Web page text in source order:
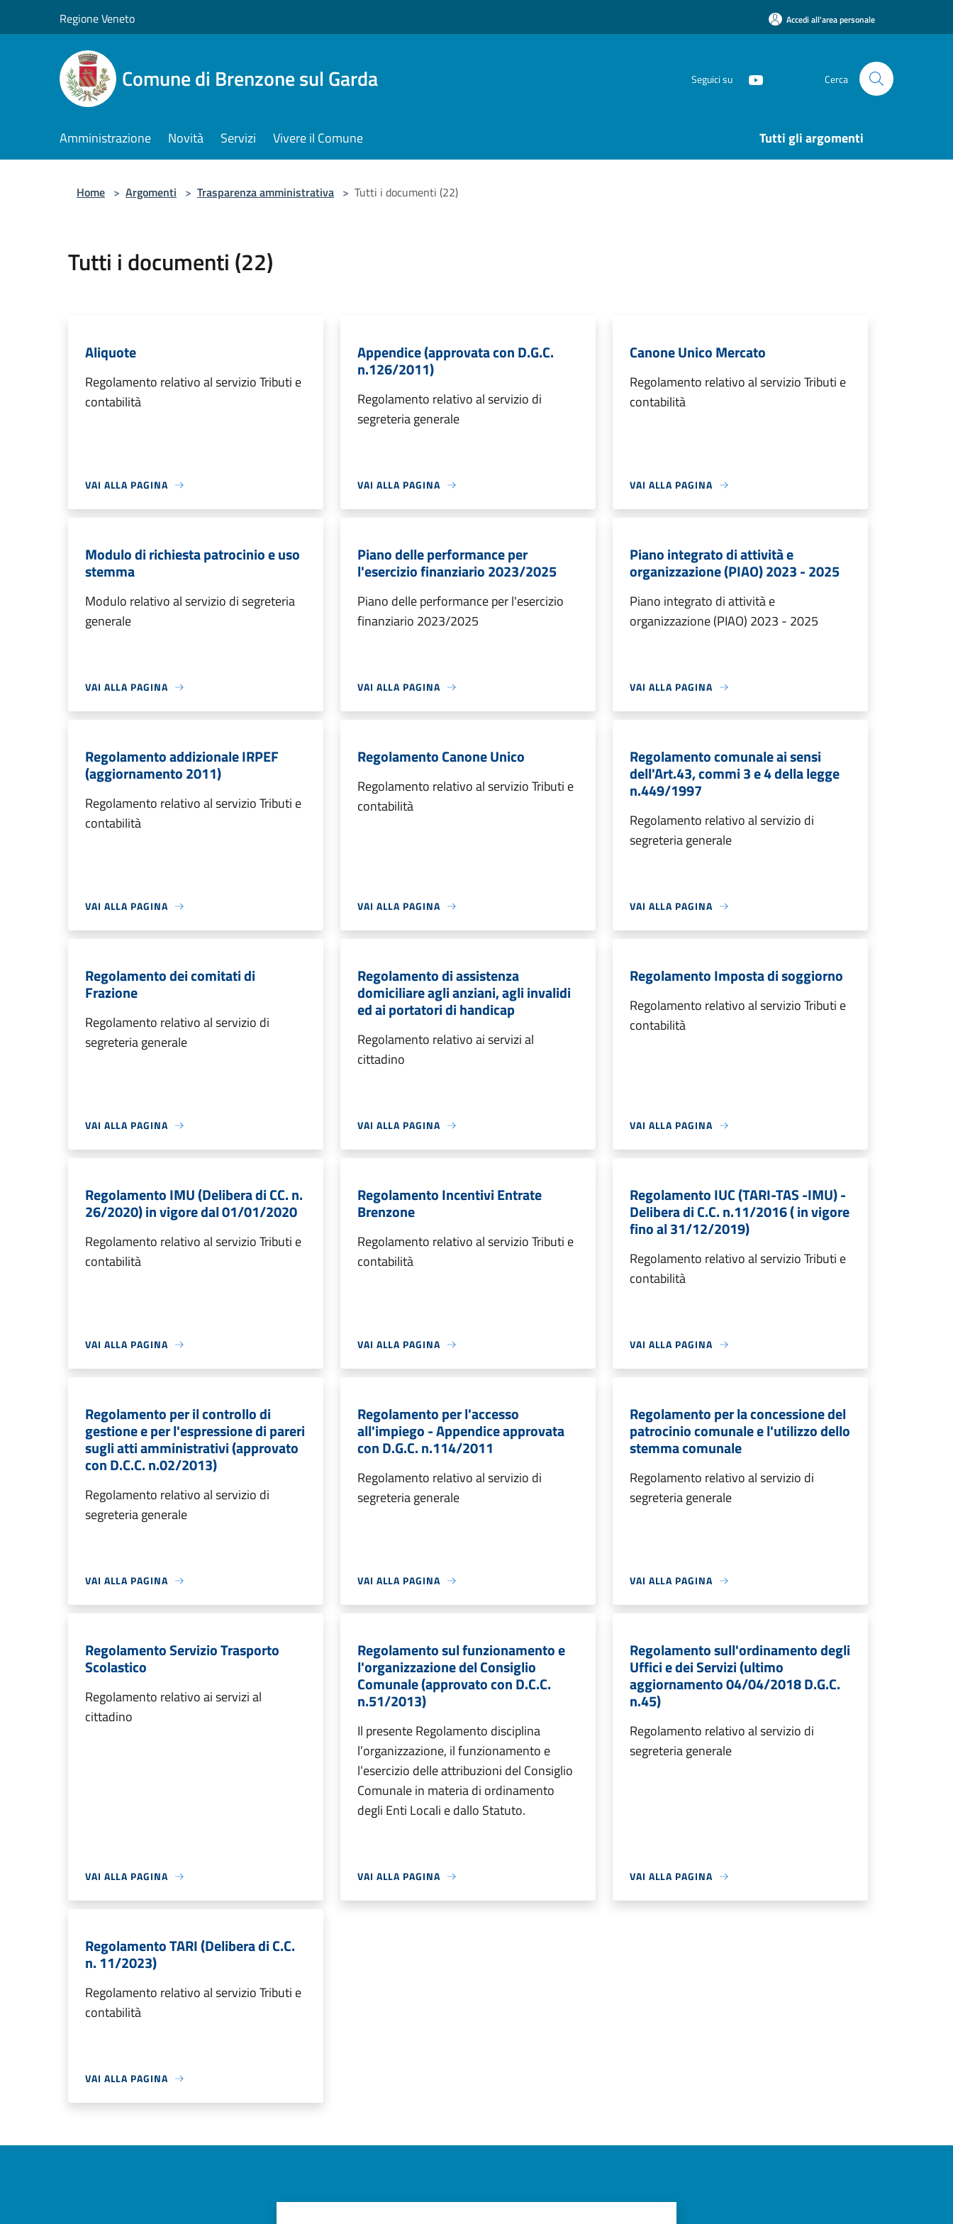
Regione Veneto Accedi all'area personale
Comune di Brenzone sul Garda Seguici su Cerca
Amministrazione Novità Servizi Vivere il Comune Tutti gli argomenti
Home > Argomenti > Trasparenza amministrativa > Tutti i documenti (22)
Tutti i documenti (22)
Aliquote
Regolamento relativo al servizio Tributi e
contabilità
VAI ALLA PAGINA
Appendice (approvata con D.G.C.
n.126/2011)
Regolamento relativo al servizio di
segreteria generale
VAI ALLA PAGINA
Canone Unico Mercato
Regolamento relativo al servizio Tributi e
contabilità
VAI ALLA PAGINA
Modulo di richiesta patrocinio e uso
stemma
Modulo relativo al servizio di segreteria
generale
VAI ALLA PAGINA
Piano delle performance per
l'esercizio finanziario 2023/2025
Piano delle performance per l'esercizio
finanziario 2023/2025
VAI ALLA PAGINA
Piano integrato di attività e
organizzazione (PIAO) 2023 - 2025
Piano integrato di attività e
organizzazione (PIAO) 2023 - 2025
VAI ALLA PAGINA
Regolamento addizionale IRPEF
(aggiornamento 2011)
Regolamento relativo al servizio Tributi e
contabilità
VAI ALLA PAGINA
Regolamento Canone Unico
Regolamento relativo al servizio Tributi e
contabilità
VAI ALLA PAGINA
Regolamento comunale ai sensi
dell'Art.43, commi 3 e 4 della legge
n.449/1997
Regolamento relativo al servizio di
segreteria generale
VAI ALLA PAGINA
Regolamento dei comitati di
Frazione
Regolamento relativo al servizio di
segreteria generale
VAI ALLA PAGINA
Regolamento di assistenza
domiciliare agli anziani, agli invalidi
ed ai portatori di handicap
Regolamento relativo ai servizi al
cittadino
VAI ALLA PAGINA
Regolamento Imposta di soggiorno
Regolamento relativo al servizio Tributi e
contabilità
VAI ALLA PAGINA
Regolamento IMU (Delibera di CC. n.
26/2020) in vigore dal 01/01/2020
Regolamento relativo al servizio Tributi e
contabilità
VAI ALLA PAGINA
Regolamento Incentivi Entrate
Brenzone
Regolamento relativo al servizio Tributi e
contabilità
VAI ALLA PAGINA
Regolamento IUC (TARI-TAS -IMU) -
Delibera di C.C. n.11/2016 ( in vigore
fino al 31/12/2019)
Regolamento relativo al servizio Tributi e
contabilità
VAI ALLA PAGINA
Regolamento per il controllo di
gestione e per l'espressione di pareri
sugli atti amministrativi (approvato
con D.C.C. n.02/2013)
Regolamento relativo al servizio di
segreteria generale
VAI ALLA PAGINA
Regolamento per l'accesso
all'impiego - Appendice approvata
con D.G.C. n.114/2011
Regolamento relativo al servizio di
segreteria generale
VAI ALLA PAGINA
Regolamento per la concessione del
patrocinio comunale e l'utilizzo dello
stemma comunale
Regolamento relativo al servizio di
segreteria generale
VAI ALLA PAGINA
Regolamento Servizio Trasporto
Scolastico
Regolamento relativo ai servizi al
cittadino
VAI ALLA PAGINA
Regolamento sul funzionamento e
l'organizzazione del Consiglio
Comunale (approvato con D.C.C.
n.51/2013)
Il presente Regolamento disciplina
l’organizzazione, il funzionamento e
l’esercizio delle attribuzioni del Consiglio
Comunale in materia di ordinamento
degli Enti Locali e dallo Statuto.
VAI ALLA PAGINA
Regolamento sull'ordinamento degli
Uffici e dei Servizi (ultimo
aggiornamento 04/04/2018 D.G.C.
n.45)
Regolamento relativo al servizio di
segreteria generale
VAI ALLA PAGINA
Regolamento TARI (Delibera di C.C.
n. 11/2023)
Regolamento relativo al servizio Tributi e
contabilità
VAI ALLA PAGINA